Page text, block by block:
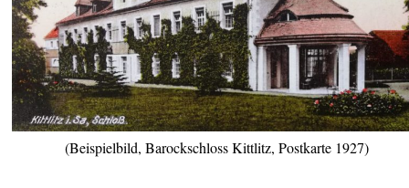
(Beispielbild, Barockschloss Kittlitz, Postkarte 1927)